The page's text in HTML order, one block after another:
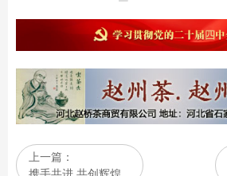
上一篇：
携手共进 共创辉煌…